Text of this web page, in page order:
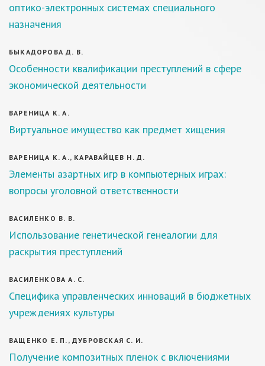
оптико-электронных системах специального
назначения
БЫКАДОРОВА Д. В.
Особенности квалификации преступлений в сфере
экономической деятельности
ВАРЕНИЦА К. А.
Виртуальное имущество как предмет хищения
ВАРЕНИЦА К. А., КАРАВАЙЦЕВ Н. Д.
Элементы азартных игр в компьютерных играх:
вопросы уголовной ответственности
ВАСИЛЕНКО В. В.
Использование генетической генеалогии для
раскрытия преступлений
ВАСИЛЕНКОВА А. С.
Специфика управленческих инноваций в бюджетных
учреждениях культуры
ВАЩЕНКО Е. П., ДУБРОВСКАЯ С. И.
Получение композитных пленок с включениями